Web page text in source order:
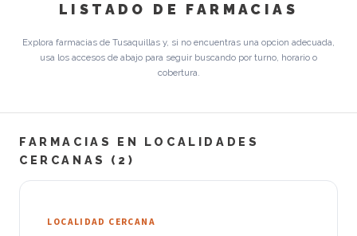
LISTADO DE FARMACIAS
Explora farmacias de Tusaquillas y, si no encuentras una opcion adecuada,
usa los accesos de abajo para seguir buscando por turno, horario o
cobertura.
FARMACIAS EN LOCALIDADES
CERCANAS (2)
LOCALIDAD CERCANA